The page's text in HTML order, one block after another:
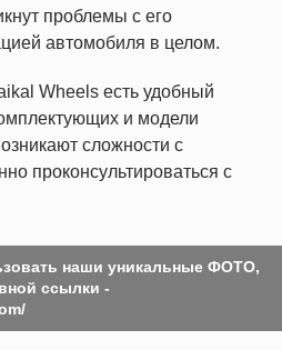
проблемы с его
автомобиля в целом.
Wheels есть удобный
и модели
сложности с
проконсультироваться с
наши уникальные ФОТО,
ссылки -